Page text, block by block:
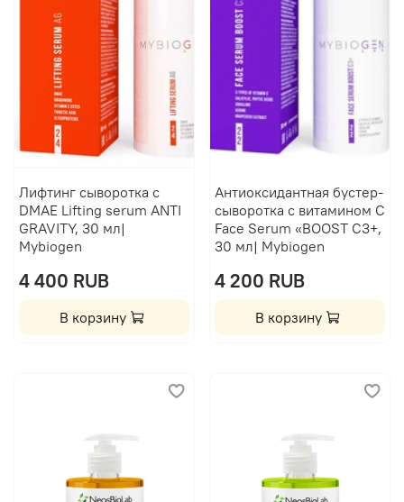
Лифтинг сыворотка с
DMAE Lifting serum ANTI
GRAVITY, 30 мл|
Mybiogen
4 400 RUB
В корзину
Антиоксидантная бустер-
сыворотка с витамином C
Face Serum «BOOST C3+,
30 мл| Mybiogen
4 200 RUB
В корзину